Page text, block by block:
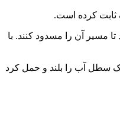
ثابت کرده است.
مسیر آن را مسدود کنند. با
یک سطل آب را بلند و حمل کرد